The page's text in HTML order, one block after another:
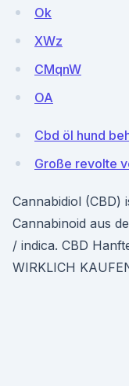
Ok
XWz
CMqnW
OA
Cbd öl hund
Große revolte
Cannabidiol (CBD)
Cannabinoid aus
/ indica. CBD
WIRKLICH